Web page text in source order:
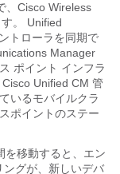
、Cisco Wireless
。 Unified
トローラを同期で
Manager
ポイント インフラ
Unified CM 管
いるモバイルクラ
ポイントのステー
を移動すると、エン
ングが、新しいデバ